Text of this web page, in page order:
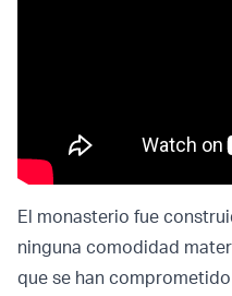
El monasterio fue
ninguna comodidad
que se han